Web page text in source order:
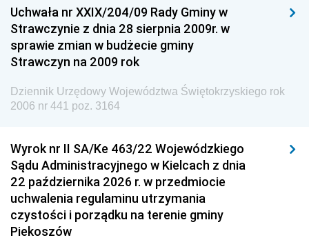
Dziennik Urzędowy Ministra Przemysłu
Dziennik Urzędowy Ministra Finansów i Gospodarki
Dziennik Urzędowy Ministra do Spraw Unii
Dziennik Urzędowy Agencji Wywiadu
Uchwała nr XXIX/204/09 Rady Gminy w
Strawczynie z dnia 28 sierpnia 2009r. w
sprawie zmian w budżecie gminy
Strawczyn na 2009 rok
Dziennik Urzędowy Województwa Świętokrzyskiego rok
2006 nr 441 poz. 3164
Wyrok nr II SA/Ke 463/22 Wojewódzkiego
Sądu Administracyjnego w Kielcach z dnia
22 października 2026 r. w przedmiocie
uchwalenia regulaminu utrzymania
czystości i porządku na terenie gminy
Piekoszów